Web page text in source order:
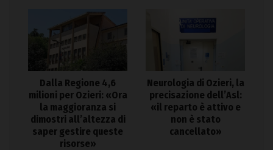
Dalla Regione 4,6
milioni per Ozieri: «Ora
la maggioranza si
dimostri all’altezza di
saper gestire queste
risorse»
Neurologia di Ozieri, la
precisazione dell’Asl:
«il reparto è attivo e
non è stato
cancellato»